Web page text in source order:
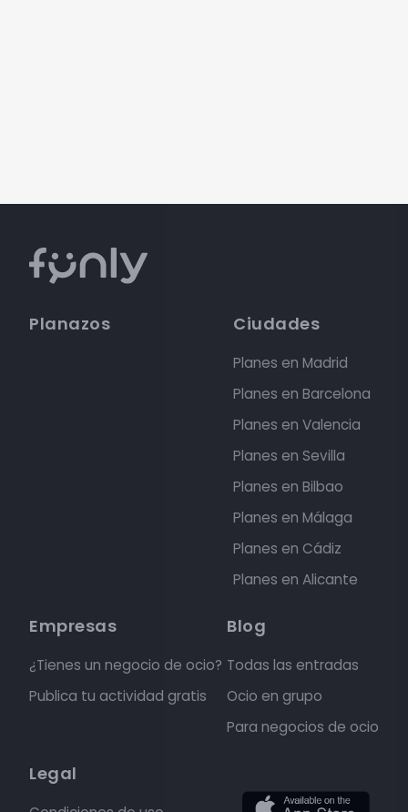
Planazos Ciudades
Planes en Madrid
Planes en Barcelona
Planes en Valencia
Planes en Sevilla
Planes en Bilbao
Planes en Málaga
Planes en Cádiz
Planes en Alicante
Empresas
¿Tienes un negocio de ocio?
Publica tu actividad gratis
Blog
Todas las entradas
Ocio en grupo
Para negocios de ocio
Legal